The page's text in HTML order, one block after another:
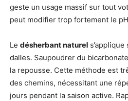
geste un usage massif sur tout
peut modifier trop fortement le
Le désherbant naturel
dalles. Saupoudrer du
la repousse. Cette méthode est
des chemins, nécessitant une
jours pendant la saison active.